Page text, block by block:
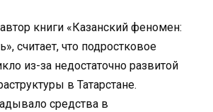
книги «Казанский феномен:
считает, что подростковое
из-за недостаточно развитой
в Татарстане.
средства в